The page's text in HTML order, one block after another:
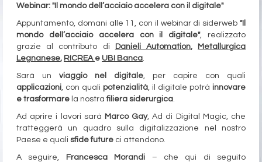
Webinar: "Il mondo dell’acciaio accelera con il digitale"
Appuntamento, domani alle 11, con il webinar di siderweb "Il
mondo dell’acciaio accelera con il digitale", realizzato
grazie al contributo di Danieli Automation, Metallurgica
Legnanese, RICREA e UBI Banca
Sarà un viaggio nel digitale , per capire con quali
applicazioni , con quali potenzialità , il digitale potrà innovare
e trasformare la nostrafiliera siderurgica
Ad aprire i lavori sarà Marco Gay, Ad di Digital Magic, che
tratteggerà un quadro sulla digitalizzazione nel nostro
Paese e quali sfide future ci attendono.
A seguire, Francesca Morandi – che qui di seguito